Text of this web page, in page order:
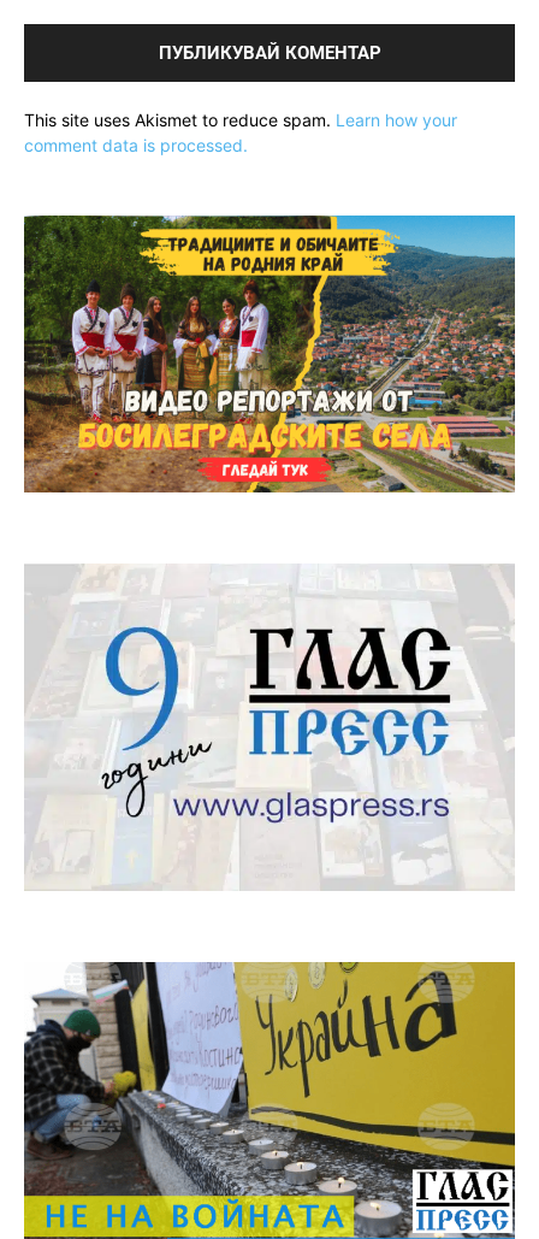
This site uses Akismet to reduce spam. Learn how your
comment data is processed.